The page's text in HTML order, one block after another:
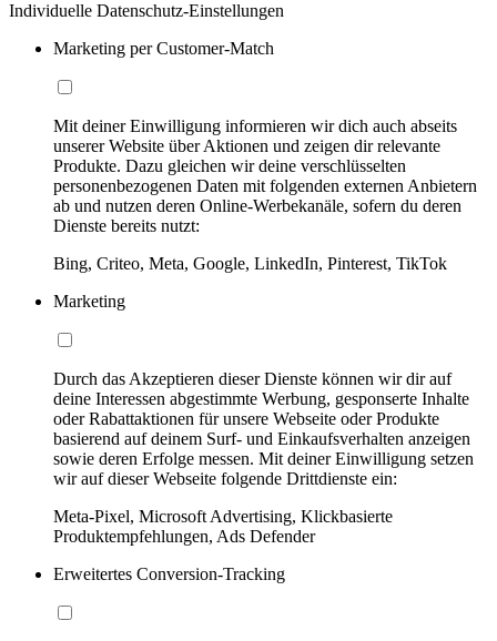
Individuelle Datenschutz-Einstellungen
Marketing per Customer-Match
Mit deiner Einwilligung informieren wir dich auch abseits
unserer Website über Aktionen und zeigen dir relevante
Produkte. Dazu gleichen wir deine verschlüsselten
personenbezogenen Daten mit folgenden externen Anbietern
ab und nutzen deren Online-Werbekanäle, sofern du deren
Dienste bereits nutzt:
Bing, Criteo, Meta, Google, LinkedIn, Pinterest, TikTok
Marketing
Durch das Akzeptieren dieser Dienste können wir dir auf
deine Interessen abgestimmte Werbung, gesponserte Inhalte
oder Rabattaktionen für unsere Webseite oder Produkte
basierend auf deinem Surf- und Einkaufsverhalten anzeigen
sowie deren Erfolge messen. Mit deiner Einwilligung setzen
wir auf dieser Webseite folgende Drittdienste ein:
Meta-Pixel, Microsoft Advertising, Klickbasierte
Produktempfehlungen, Ads Defender
Erweitertes Conversion-Tracking